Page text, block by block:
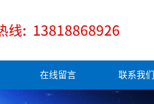
在线留言 联系我们